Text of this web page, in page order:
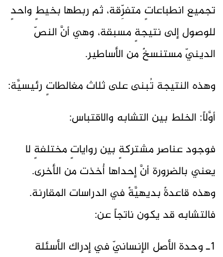
تجميع انطباعاتٍ متفرِّقة، ثم ربطها بخيطٍ واحدٍ
للوصول إلى نتيجةٍ مسبقة، وهي أنَّ النصّ
الدينيّ مستنسخٌ من الأساطير.
وهذه النتيجة تُبنى على ثلاث مغالطاتٍ رئيسيَّة:
أوَّلاً: الخلط بين التشابه والاقتباس:
فوجود عناصر مشتركةٍ بين رواياتٍ مختلفةٍ لا
يعني بالضرورة أنَّ إحداها أُخذت من الأخرى.
وهذه قاعدةٌ بديهيَّةٌ في الدراسات المقارنة.
فالتشابه قد يكون ناتجاً عن:
1ـ وحدة الأصل الإنسانيّ في إدراك الأسئلة